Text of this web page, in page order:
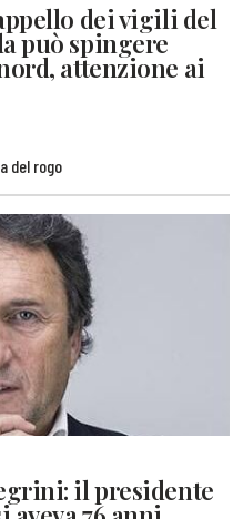
dei vigili del
può spingere
attenzione ai
del rogo
il presidente